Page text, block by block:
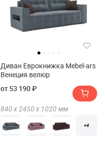
Диван Еврокнижка Mebel-ars
Венеция велюр
от 53 190 ₽
840 х 2450 х 1020 мм
+4